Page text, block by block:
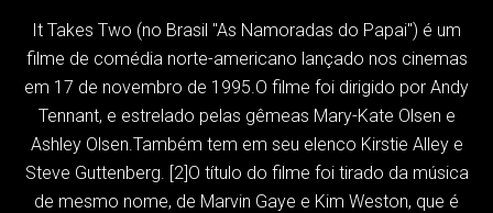
It Takes Two (no Brasil "As Namoradas do Papai") é um
filme de comédia norte-americano lançado nos cinemas
em 17 de novembro de 1995.O filme foi dirigido por Andy
Tennant, e estrelado pelas gêmeas Mary-Kate Olsen e
Ashley Olsen.Também tem em seu elenco Kirstie Alley e
Steve Guttenberg. [2]O título do filme foi tirado da música
de mesmo nome, de Marvin Gaye e Kim Weston, que é